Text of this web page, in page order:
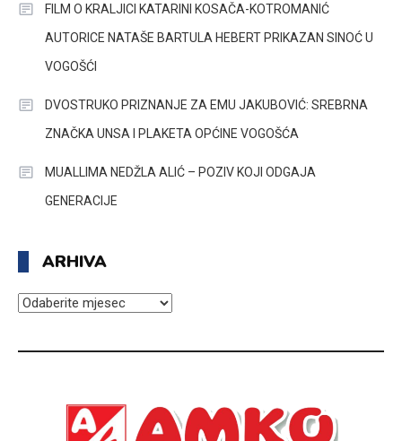
FILM O KRALJICI KATARINI KOSAČA-KOTROMANIĆ
AUTORICE NATAŠE BARTULA HEBERT PRIKAZAN SINOĆ U
VOGOŠĆI
DVOSTRUKO PRIZNANJE ZA EMU JAKUBOVIĆ: SREBRNA
ZNAČKA UNSA I PLAKETA OPĆINE VOGOŠĆA
MUALLIMA NEDŽLA ALIĆ – POZIV KOJI ODGAJA
GENERACIJE
ARHIVA
ARHIVA